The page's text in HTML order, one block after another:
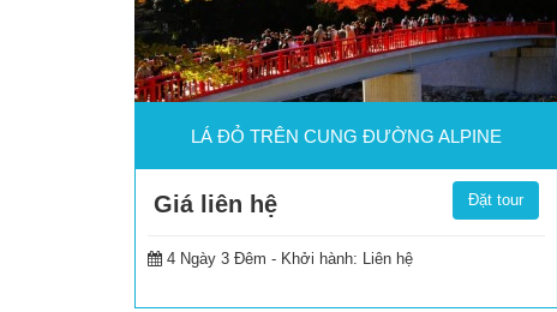
LÁ ĐỎ TRÊN CUNG ĐƯỜNG ALPINE
Giá liên hệ Đặt tour
4 Ngày 3 Đêm - Khởi hành: Liên hệ